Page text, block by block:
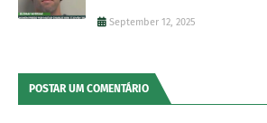
September 12, 2025
POSTAR UM COMENTÁRIO